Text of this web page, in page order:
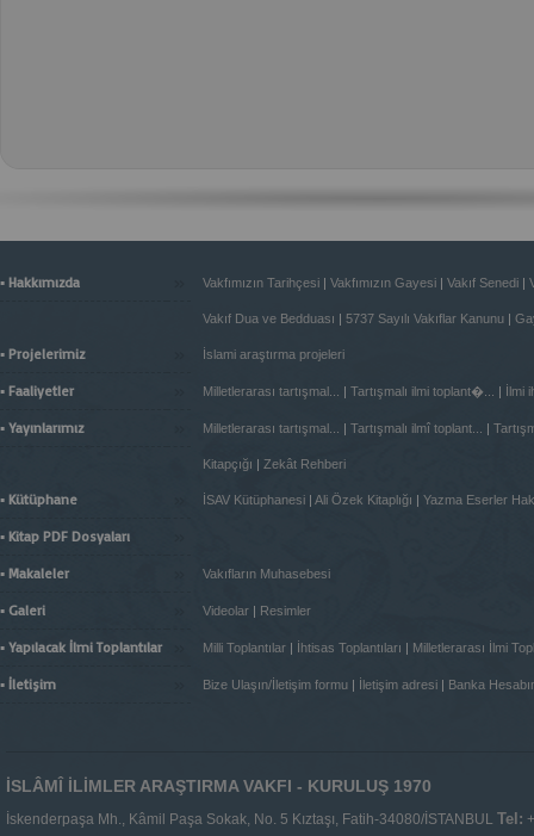
▪ Hakkımızda Vakfımızın Tarihçesi Vakfımızın Gayesi Vakıf Senedi
Vakıf Dua ve Bedduası 5737 Sayılı Vakıflar Kanunu
▪ Projelerimiz İslami araştırma projeleri
▪ Faaliyetler Milletlerarası tartışmal... Tartışmalı ilmi toplant�... İlmi
▪ Yayınlarımız Milletlerarası tartışmal... Tartışmalı ilmî toplant...
Kitapçığı Zekât Rehberi
▪ Kütüphane İSAV Kütüphanesi Ali Özek Kitaplığı Yazma Eserler
▪ Kitap PDF Dosyaları
▪ Makaleler Vakıfların Muhasebesi
▪ Galeri Videolar Resimler
▪ Yapılacak İlmi Toplantılar Milli Toplantılar İhtisas Toplantıları Milletlerarası İlmi
▪ İletişim Bize Ulaşın/İletişim formu İletişim adresi Banka
İSLÂMÎ İLİMLER ARAŞTIRMA VAKFI - KURULUŞ 1970
İskenderpaşa Mh., Kâmil Paşa Sokak, No. 5 Kıztaşı, Fatih-34080/İSTANBUL Tel: